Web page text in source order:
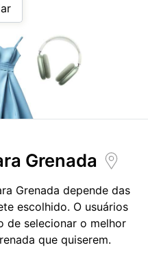
Grenada
Grenada depende das
escolhido. O usuários
de selecionar o melhor
que quiserem.